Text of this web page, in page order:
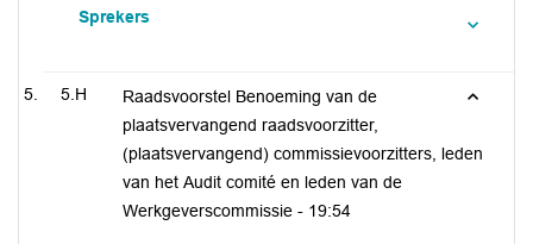
Sprekers
5.H
Raadsvoorstel Benoeming van de
plaatsvervangend raadsvoorzitter,
(plaatsvervangend) commissievoorzitters, leden
van het Audit comité en leden van de
Werkgeverscommissie - 19:54